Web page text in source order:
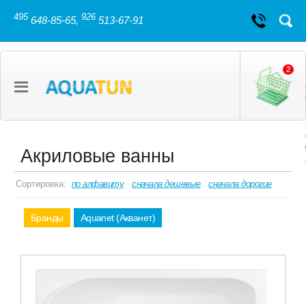
495 648-85-65, 926 513-67-91
2
Акриловые ванны
Сортировка: по алфавиту сначала дешевые сначала дорогие
Бранды Aquanet (Акванет)